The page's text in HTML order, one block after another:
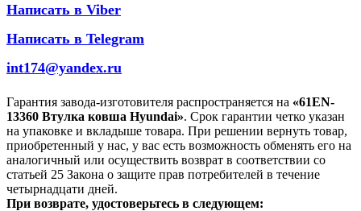
Написать в Viber
Написать в Telegram
int174@yandex.ru
Гарантия завода-изготовителя распространяется на «61EN-
13360 Втулка ковша Hyundai». Срок гарантии четко указан
на упаковке и вкладыше товара. При решении вернуть товар,
приобретенный у нас, у вас есть возможность обменять его на
аналогичный или осуществить возврат в соответствии со
статьей 25 Закона о защите прав потребителей в течение
четырнадцати дней.
При возврате, удостоверьтесь в следующем: